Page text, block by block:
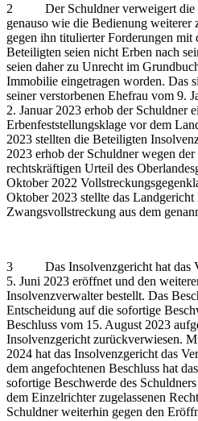
2 Der Schuldner verweigert die
genauso wie die Bedienung weiterer
gegen ihn titulierter Forderungen mit
Beteiligten seien nicht Erben nach
seien daher zu Unrecht im
Immobilie eingetragen worden. Das
seiner verstorbenen Ehefrau vom 9.
2. Januar 2023 erhob der Schuldner
Erbenfeststellungsklage vor dem
2023 stellten die Beteiligten
2023 erhob der Schuldner wegen
rechtskräftigen Urteil des
Oktober 2022
Oktober 2023 stellte das
Zwangsvollstreckung aus dem
3 Das Insolvenzgericht hat das
5. Juni 2023 eröffnet und den
Insolvenzverwalter bestellt. Das
Entscheidung auf die sofortige
Beschluss vom 15. August 2023
Insolvenzgericht zurückverwiesen.
2024 hat das Insolvenzgericht das
dem angefochtenen Beschluss hat
sofortige Beschwerde des
dem Einzelrichter zugelassenen
Schuldner weiterhin gegen den